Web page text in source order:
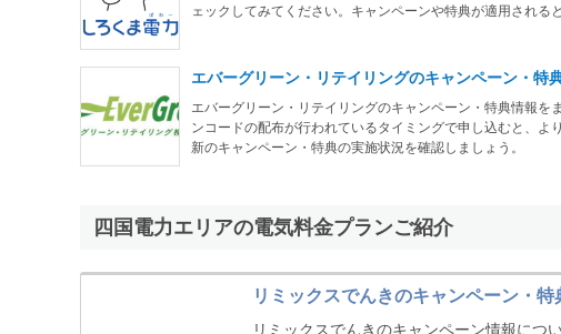
ェックしてみてください。キャンペーンや特典が適用される
エバーグリーン・リテイリングのキャンペーン・特
エバーグリーン・リテイリングのキャンペーン・特典情報
ンコードの配布が行われているタイミングで申し込むと、
新のキャンペーン・特典の実施状況を確認しましょう。
四国電力エリアの電気料金プランご紹介
リミックスでんきのキャンペーン・
リミックスでんきのキャンペーン情報につ